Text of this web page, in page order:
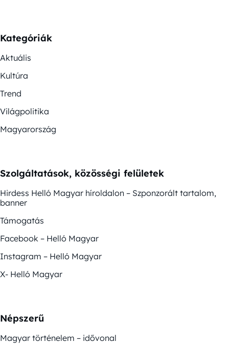
Kategóriák
Aktuális
Kultúra
Trend
Világpolitika
Magyarország
Szolgáltatások, közösségi felületek
Hirdess Helló Magyar híroldalon – Szponzorált tartalom,
banner
Támogatás
Facebook – Helló Magyar
Instagram – Helló Magyar
X- Helló Magyar
Népszerű
Magyar történelem – idővonal